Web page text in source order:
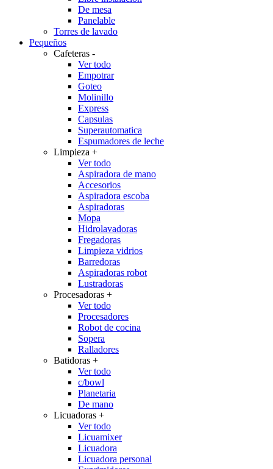
De mesa
Panelable
Torres de lavado
Pequeños
Cafeteras -
Ver todo
Empotrar
Goteo
Molinillo
Express
Capsulas
Superautomatica
Espumadores de leche
Limpieza +
Ver todo
Aspiradora de mano
Accesorios
Aspiradora escoba
Aspiradoras
Mopa
Hidrolavadoras
Fregadoras
Limpieza vidrios
Barredoras
Aspiradoras robot
Lustradoras
Procesadoras +
Ver todo
Procesadores
Robot de cocina
Sopera
Ralladores
Batidoras +
Ver todo
c/bowl
Planetaria
De mano
Licuadoras +
Ver todo
Licuamixer
Licuadora
Licuadora personal